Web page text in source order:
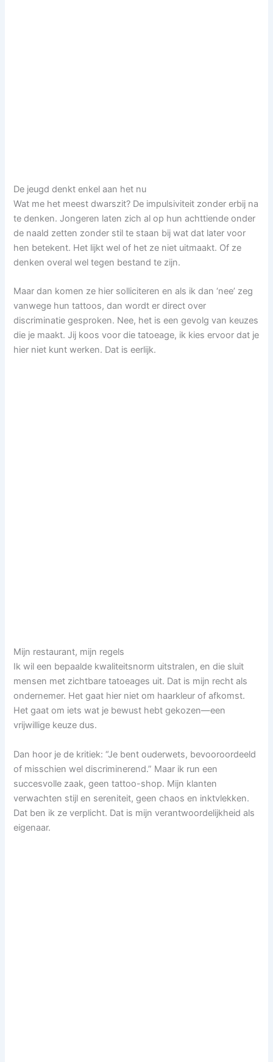
De jeugd denkt enkel aan het nu
Wat me het meest dwarszit? De impulsiviteit zonder erbij na
te denken. Jongeren laten zich al op hun achttiende onder
de naald zetten zonder stil te staan bij wat dat later voor
hen betekent. Het lijkt wel of het ze niet uitmaakt. Of ze
denken overal wel tegen bestand te zijn.
Maar dan komen ze hier solliciteren en als ik dan ‘nee’ zeg
vanwege hun tattoos, dan wordt er direct over
discriminatie gesproken. Nee, het is een gevolg van keuzes
die je maakt. Jij koos voor die tatoeage, ik kies ervoor dat je
hier niet kunt werken. Dat is eerlijk.
Mijn restaurant, mijn regels
Ik wil een bepaalde kwaliteitsnorm uitstralen, en die sluit
mensen met zichtbare tatoeages uit. Dat is mijn recht als
ondernemer. Het gaat hier niet om haarkleur of afkomst.
Het gaat om iets wat je bewust hebt gekozen—een
vrijwillige keuze dus.
Dan hoor je de kritiek: “Je bent ouderwets, bevooroordeeld
of misschien wel discriminerend.” Maar ik run een
succesvolle zaak, geen tattoo-shop. Mijn klanten
verwachten stijl en sereniteit, geen chaos en inktvlekken.
Dat ben ik ze verplicht. Dat is mijn verantwoordelijkheid als
eigenaar.